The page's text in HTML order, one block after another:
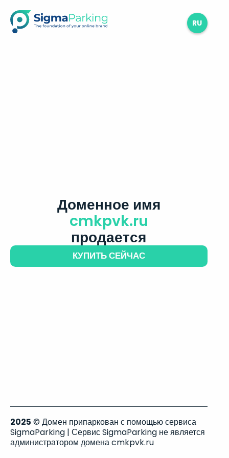
RU
Доменное имя
cmkpvk.ru
продается
КУПИТЬ СЕЙЧАС
2025 © Домен припаркован с помощью сервиса
SigmaParking | Сервис SigmaParking не является
администратором домена cmkpvk.ru